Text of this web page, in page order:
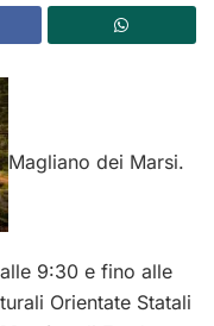
Magliano dei Marsi.
9:30 e fino alle
Orientate Statali